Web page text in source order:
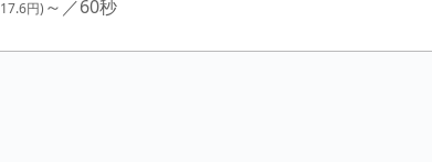
円) ～／60秒